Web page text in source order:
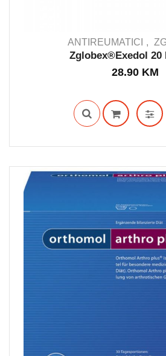
IN STOCK
ANTIREUMATICI
Zglobex®Exedol 20
28.90 KM